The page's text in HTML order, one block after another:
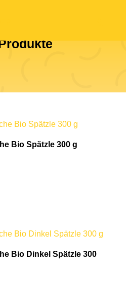
Bio Spätzle 300 g
Bio Dinkel Spätzle 300